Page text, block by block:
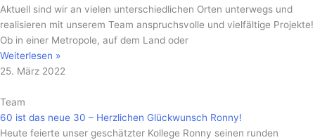
Aktuell sind wir an vielen unterschiedlichen Orten unterwegs und
realisieren mit unserem Team anspruchsvolle und vielfältige Projekte!
Ob in einer Metropole, auf dem Land oder
Weiterlesen »
25. März 2022
Team
60 ist das neue 30 – Herzlichen Glückwunsch Ronny!
Heute feierte unser geschätzter Kollege Ronny seinen runden